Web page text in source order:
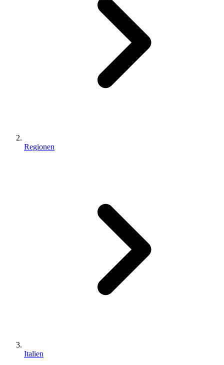
Regionen
Italien